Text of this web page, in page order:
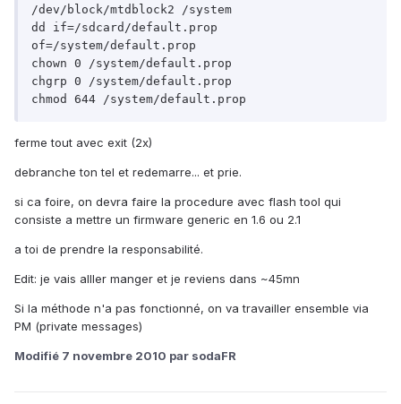
/dev/block/mtdblock2 /system
dd if=/sdcard/default.prop
of=/system/default.prop
chown 0 /system/default.prop
chgrp 0 /system/default.prop
chmod 644 /system/default.prop
ferme tout avec exit (2x)
debranche ton tel et redemarre... et prie.
si ca foire, on devra faire la procedure avec flash tool qui
consiste a mettre un firmware generic en 1.6 ou 2.1
a toi de prendre la responsabilité.
Edit: je vais alller manger et je reviens dans ~45mn
Si la méthode n'a pas fonctionné, on va travailler ensemble via
PM (private messages)
Modifié 7 novembre 2010 par sodaFR